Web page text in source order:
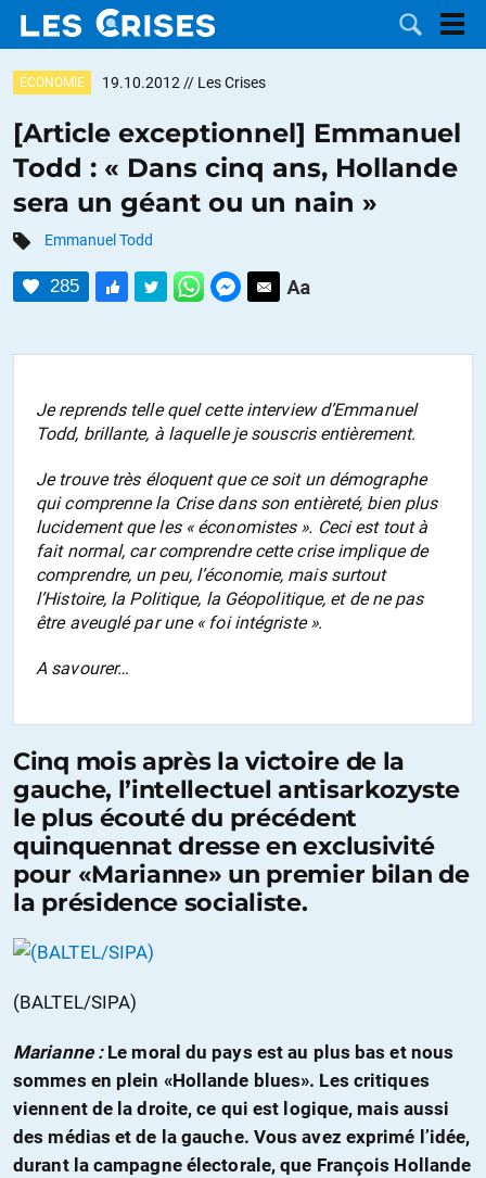
DOSSIERS
CATÉGORIES
MOTS CLÉS
NOUS
CONTACTER
FAIRE UN
ÉCONOMIE 19.10.2012 // Les Crises
[Article exceptionnel] Emmanuel
Todd : « Dans cinq ans, Hollande
sera un géant ou un nain »
Emmanuel Todd
285
Je reprends telle quel cette interview d’Emmanuel
Todd, brillante, à laquelle je souscris entièrement.
Je trouve très éloquent que ce soit un démographe
qui comprenne la Crise dans son entièreté, bien plus
lucidement que les « économistes ». Ceci est tout à
fait normal, car comprendre cette crise implique de
comprendre, un peu, l’économie, mais surtout
l’Histoire, la Politique, la Géopolitique, et de ne pas
être aveuglé par une « foi intégriste ».
A savourer…
Cinq mois après la victoire de la
gauche, l’intellectuel antisarkozyste
le plus écouté du précédent
quinquennat dresse en exclusivité
pour «Marianne» un premier bilan de
la présidence socialiste.
(BALTEL/SIPA)
Marianne :Le moral du pays est au plus bas et nous
sommes en plein «Hollande blues». Les critiques
viennent de la droite, ce qui est logique, mais aussi
des médias et de la gauche. Vous avez exprimé l’idée,
durant la campagne électorale, que François Hollande